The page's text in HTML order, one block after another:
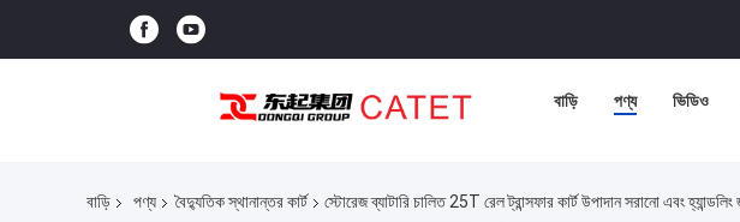
বাড়ি পণ্য ভিডিও
বাড়ি পণ্য বৈদ্যুতিক স্থানান্তর কার্ট স্টোরেজ ব্যাটারি চালিত 25T রেল ট্রান্সফার কার্ট উপাদান সরানো এবং